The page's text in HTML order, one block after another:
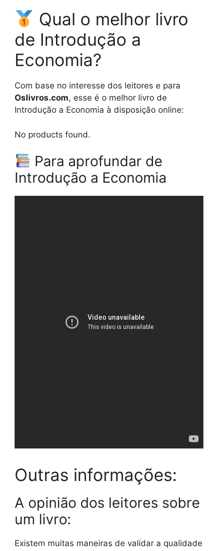
Qual o melhor livro
de Introdução a
Economia?
Com base no interesse dos leitores e para
Oslivros.com, esse é o melhor livro de
Introdução a Economia à disposição online:
No products found.
Para aprofundar de
Introdução a Economia
Outras informações:
A opinião dos leitores sobre
um livro:
Existem muitas maneiras de validar a qualidade